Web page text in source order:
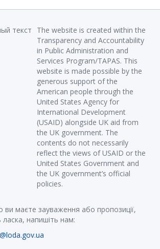
The website is created within the
Transparency and Accountability
in Public Administration and
Services Program/TAPAS. This
website is made possible by the
generous support of the
American people through the
United States Agency for
International Development
(USAID) alongside UK aid from
the UK government. The
contents do not necessarily
reflect the views of USAID or the
United States Government and
the UK government’s official
policies.
ви маєте зауваження або пропозиції,
ласка, напишіть нам: